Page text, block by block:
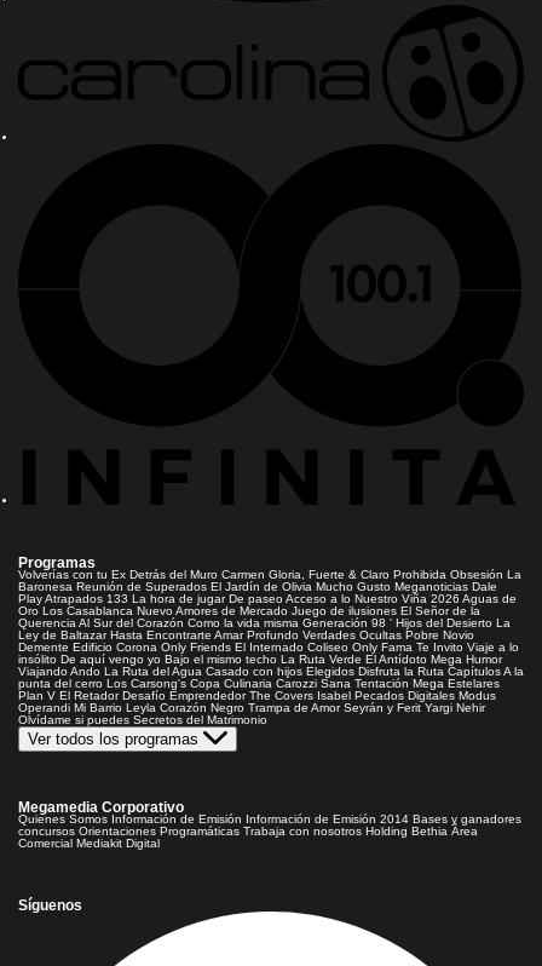
Programas
Volverías con tu Ex Detrás del Muro Carmen Gloria, Fuerte & Claro Prohibida Obsesión La
Baronesa Reunión de Superados El Jardín de Olivia Mucho Gusto Meganoticias Dale
PlayAtrapados 133 La hora de jugar De paseoAcceso a lo Nuestro Viña 2026 Aguas de
Oro Los Casablanca Nuevo Amores de Mercado Juego de ilusiones El Señor de la
Querencia Al Sur del Corazón Como la vida misma Generación 98 ' Hijos del Desierto La
Ley de Baltazar Hasta Encontrarte Amar Profundo Verdades Ocultas Pobre Novio
Demente Edificio Corona Only Friends El Internado Coliseo Only Fama Te Invito Viaje a lo
insólito De aquí vengo yo Bajo el mismo techo La Ruta Verde El Antídoto Mega Humor
Viajando Ando La Ruta del Agua Casado con hijos Elegidos Disfruta la Ruta CapítulosA la
punta del cerro Los Carsong's Copa Culinaria Carozzi Sana Tentación Mega Estelares
Plan V El Retador Desafío Emprendedor The Covers Isabel Pecados Digitales Modus
Operandi Mi Barrio Leyla Corazón Negro Trampa de Amor Seyrán y Ferit Yargi Nehir
Olvídame si puedes Secretos del Matrimonio
Ver todos los programas
Megamedia Corporativo
Quienes Somos Información de Emisión Información de Emisión 2014 Bases y ganadores
concursos Orientaciones Programáticas Trabaja con nosotros Holding Bethia Área
Comercial Mediakit Digital
Síguenos